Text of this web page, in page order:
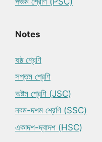
Notes
ষষ্ঠ শ্রেণি
সপ্তম শ্রেণি
অষ্টম শ্রেণি (JSC)
নবম-দশম শ্রেণি (SSC)
একাদশ-দ্বাদশ (HSC)